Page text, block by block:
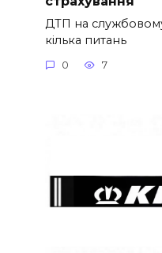
ДТП на
кілька питань
0 7